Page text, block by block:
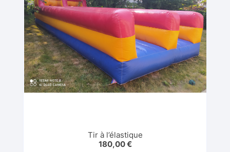
Tir à l’élastique
180,00€